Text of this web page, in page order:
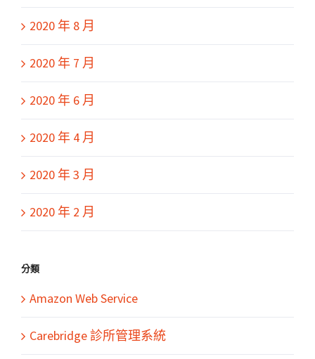
2020 年 8 月
2020 年 7 月
2020 年 6 月
2020 年 4 月
2020 年 3 月
2020 年 2 月
分類
Amazon Web Service
Carebridge 診所管理系統